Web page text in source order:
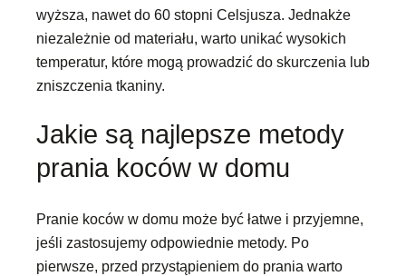
wyższa, nawet do 60 stopni Celsjusza. Jednakże
niezależnie od materiału, warto unikać wysokich
temperatur, które mogą prowadzić do skurczenia lub
zniszczenia tkaniny.
Jakie są najlepsze metody
prania koców w domu
Pranie koców w domu może być łatwe i przyjemne,
jeśli zastosujemy odpowiednie metody. Po
pierwsze, przed przystąpieniem do prania warto